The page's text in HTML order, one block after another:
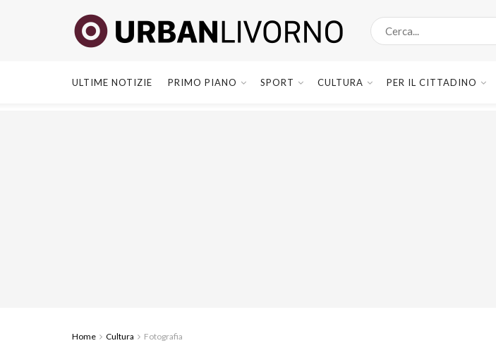
ULTIME NOTIZIE PRIMO PIANO SPORT CULTURA PER IL CITTADINO
Home Cultura Fotografia